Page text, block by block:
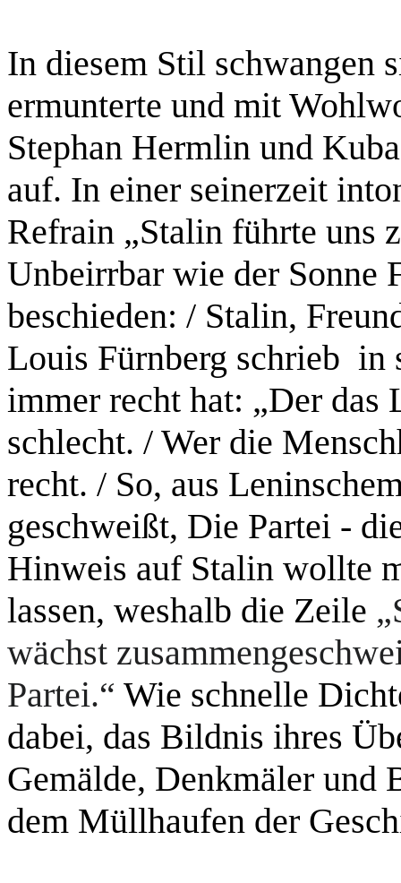
In diesem Stil schwangen
ermunterte und mit
Stephan Hermlin und
auf. In einer seinerzeit
Refrain „Stalin führte uns
Unbeirrbar wie der Sonne
beschieden: / Stalin,
Louis Fürnberg schrieb in
immer recht hat: „Der das
schlecht. / Wer die
recht. / So, aus
geschweißt, Die Partei -
Hinweis auf Stalin wollte
lassen, weshalb die Zeile
wächst
Partei.“ Wie schnelle
dabei, das Bildnis ihres
Gemälde, Denkmäler und
dem Müllhaufen der